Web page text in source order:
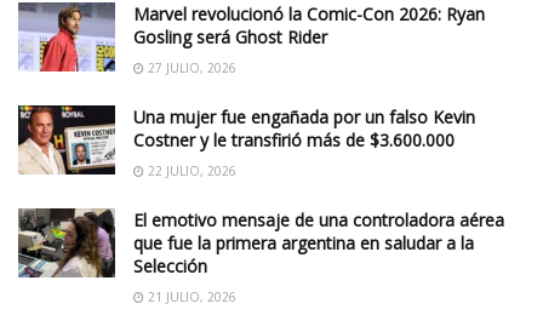
Marvel revolucionó la Comic-Con 2026: Ryan
Gosling será Ghost Rider
27 JULIO, 2026
Una mujer fue engañada por un falso Kevin
Costner y le transfirió más de $3.600.000
22 JULIO, 2026
El emotivo mensaje de una controladora aérea
que fue la primera argentina en saludar a la
Selección
21 JULIO, 2026